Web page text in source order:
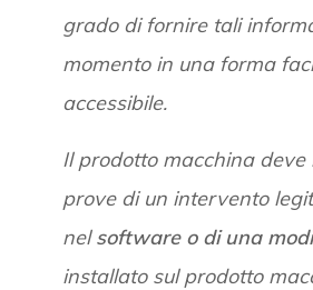
grado di fornire tali
momento in una forma
accessibile.
Il prodotto macchina deve
prove di un intervento
nelsoftware o di una
installato sul prodotto